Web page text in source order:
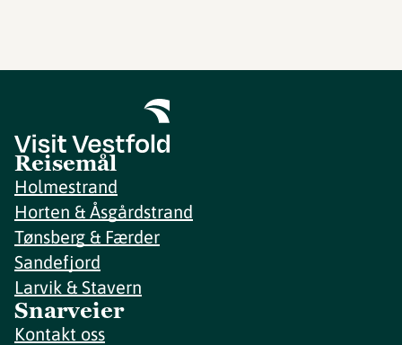
Reisemål
Holmestrand
Horten & Åsgårdstrand
Tønsberg & Færder
Sandefjord
Larvik & Stavern
Snarveier
Kontakt oss